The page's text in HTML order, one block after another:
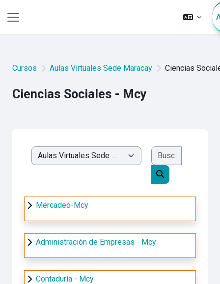
Cursos Aulas Virtuales Sede Maracay Ciencias
Ciencias Sociales - Mcy
Categorías
Buscar cursos
Mercadeo-Mcy
Administración de Empresas - Mcy
Contaduría - Mcy